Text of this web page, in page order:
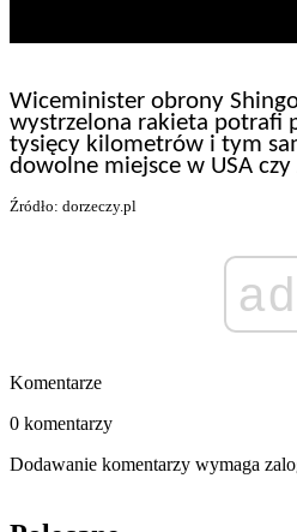
Wiceminister obrony
wystrzelona rakieta potrafi
tysięcy kilometrów i tym
dowolne miejsce w USA czy
Źródło: dorzeczy.pl
ad
Komentarze
0 komentarzy
Dodawanie komentarzy wymaga